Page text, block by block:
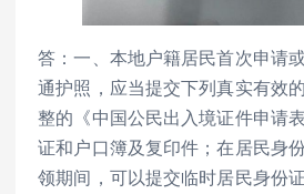
答：一、本地户籍居民首次申请
通护照，应当提交下列真实有效
整的《中国公民出入境证件申请
证和户口簿及复印件；在居民身
领期间，可以提交临时居民身份